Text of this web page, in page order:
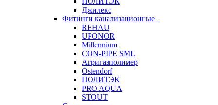
Джилекс
Фитинги канализационные
REHAU
UPONOR
Millennium
CON-PIPE SML
Агригазполимер
Ostendorf
ПОЛИТЭК
PRO AQUA
STOUT